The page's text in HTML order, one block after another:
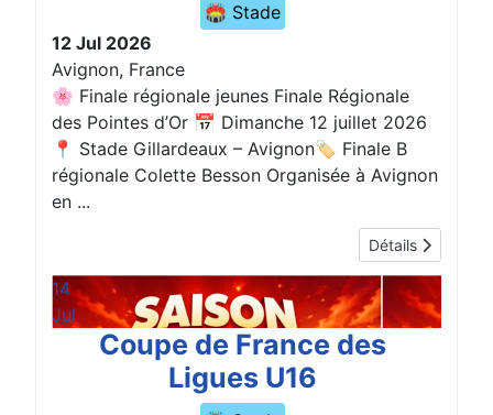
🏟️ Stade
12 Jul 2026
Avignon, France
🌸 Finale régionale jeunes Finale Régionale
des Pointes d’Or 📅 Dimanche 12 juillet 2026
📍 Stade Gillardeaux – Avignon🏷️ Finale B
régionale Colette Besson Organisée à Avignon
en ...
Détails
14
Jul
Coupe de France des
Ligues U16